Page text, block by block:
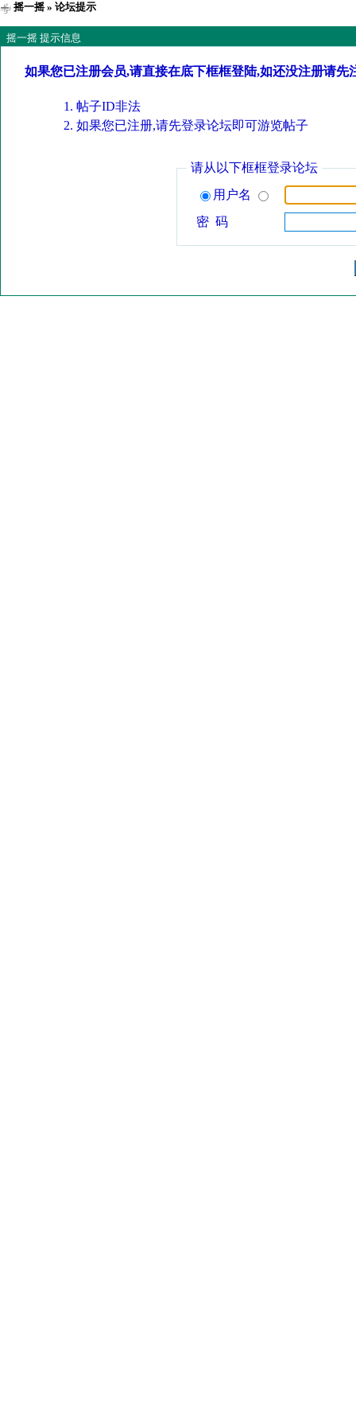
摇一摇» 论坛提示
摇一摇 提示信息
如果您已注册会员,请直接在底下框框登陆,如还没注册请先
帖子ID非法
如果您已注册,请先登录论坛即可游览帖子
请从以下框框登录论坛
用户名
密 码